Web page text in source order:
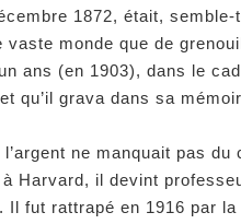
1872, était,
monde que de
ans (en 1903), dans le
qu’il grava dans sa
ne manquait pas
Harvard, il devint
Il fut rattrapé en 1916 par